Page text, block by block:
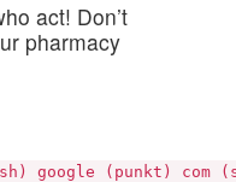
act! Don’t
pharmacy
google (punkt)